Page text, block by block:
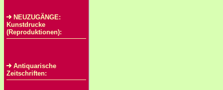
NEUZUGÄNGE:
Kunstdrucke
(Reproduktionen):
Antiquarische
Zeitschriften: